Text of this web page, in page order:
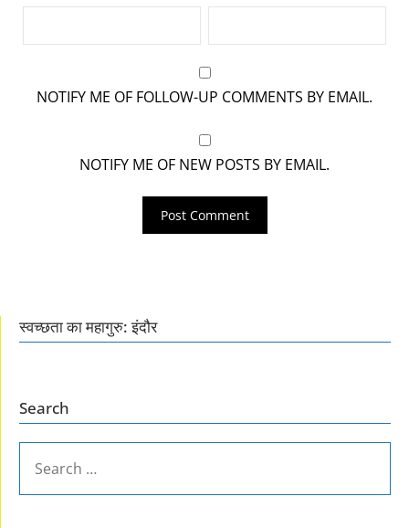
NOTIFY ME OF FOLLOW-UP COMMENTS BY EMAIL.
NOTIFY ME OF NEW POSTS BY EMAIL.
स्वच्छता का महागुरु: इंदौर
Search
FOR: